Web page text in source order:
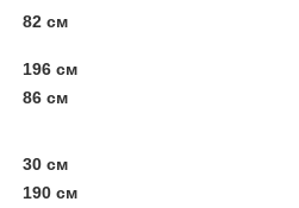
82 см
196 см
86 см
30 см
190 см